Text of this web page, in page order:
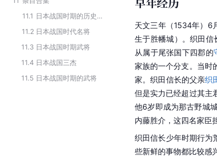
11.1
日本战国时期的历史人物
11.2 日本战国时代名将
11.3 日本战国时期武将
11.4 日本战国三杰
11.5 日本战国时期的武将
天文三年（1534年）6
生于胜幡城）。织田
从属于尾张国下四郡的
家族的一个分支。当时
家。织田信长的父亲织
但是实力已经超过其主
他6岁即成为那古野城
内藤胜介，这四名家臣
织田信长少年时期行为
些新鲜的事物都比较感